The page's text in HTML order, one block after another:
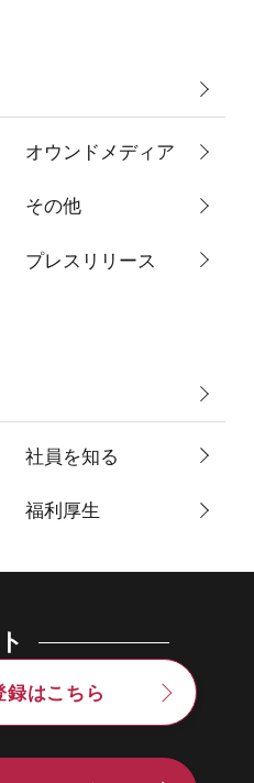
オウンドメディア
その他
プレスリリース
社員を知る
福利厚生
録はこちら